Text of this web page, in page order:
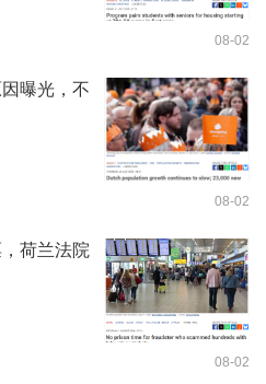
08-02
曝光，不
08-02
荷兰法院
08-02